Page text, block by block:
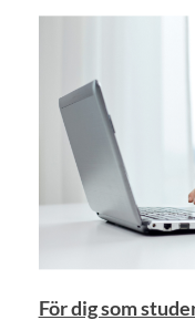
För dig som